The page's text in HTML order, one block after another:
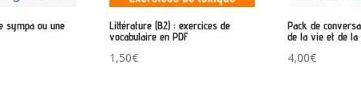
sympa ou une
Littérature (B2) : exercices de
vocabulaire en PDF
1,50€
Pack de
de la vie et de la
4,00€